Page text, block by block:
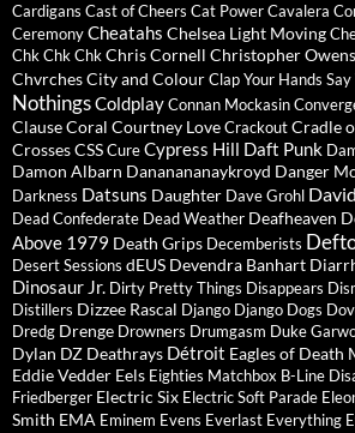
Cardigans Cast of Cheers Cat PowerCavalera
CeremonyCheatahs Chelsea Light Moving
Chk Chk ChkChris Cornell Christopher Owens
ChvrchesCity and ColourClap Your Hands Say
NothingsColdplayConnan Mockasin
ClauseCoral Courtney LoveCrackoutCradle
CrossesCSSCureCypress Hill Daft Punk
Damon Albarn Dananananaykroyd Danger
Darkness Datsuns Daughter Dave Grohl
Dead Confederate Dead Weather Deafheaven
Above 1979 Death Grips Decemberists
Desert Sessions dEUS Devendra Banhart
Dinosaur Jr. Dirty Pretty Things Disappears
Distillers Dizzee Rascal Django Django Dogs
Dredg Drenge Drowners Drumgasm Duke
Dylan DZ Deathrays Détroit Eagles of Death
Eddie Vedder Eels Eighties Matchbox B-Line
Friedberger Electric Six Electric Soft Parade
Smith EMA Eminem Evens Everlast Everything